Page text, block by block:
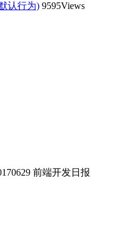
认行为) 9595Views
前端开发日报